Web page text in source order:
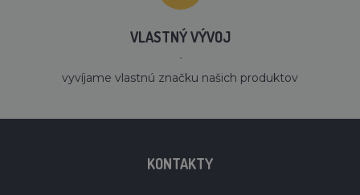
VLASTNÝ VÝVOJ
´
vyvíjame vlastnú značku našich produktov
KONTAKTY